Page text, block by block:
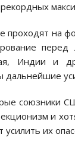
проходят на
перед
Индии и
дальнейшие
союзники
и
их